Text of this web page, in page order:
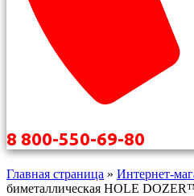
8 800-550-69-80
Главная страница » Интернет-
биметаллическая HOLE